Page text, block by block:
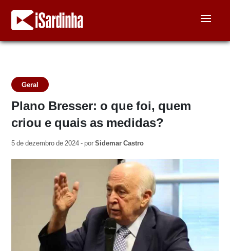
Geral
Plano Bresser: o que foi, quem
criou e quais as medidas?
5 de dezembro de 2024 - porSidemar Castro